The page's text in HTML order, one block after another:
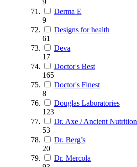
Derma E
9
Designs for health
61
Deva
17
Doctor's Best
165
Doctor's Finest
8
Douglas Laboratories
123
Dr. Axe / Ancient Nutrition
53
Dr. Berg’s
20
Dr. Mercola